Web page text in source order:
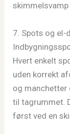
7. Spots og
Hvert enkelt
uden korrekt
og
til tagrummet.
først ved en